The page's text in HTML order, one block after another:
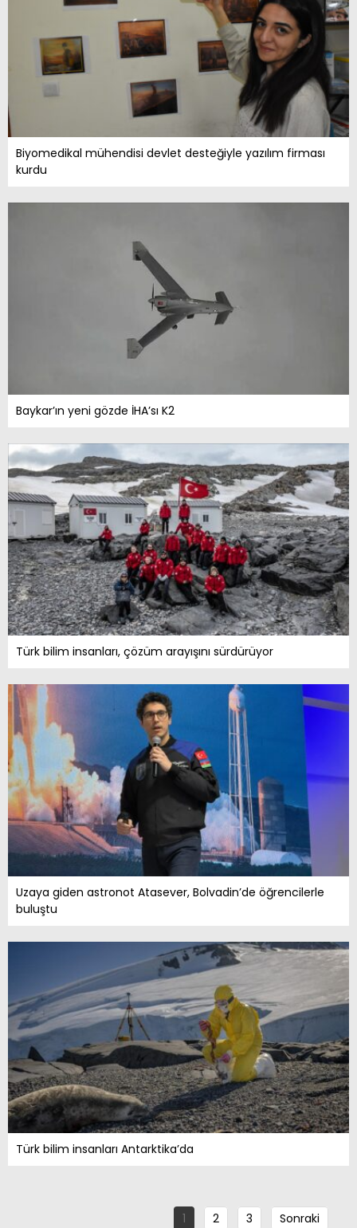
Biyomedikal mühendisi devlet desteğiyle yazılım firması
kurdu
Baykar’ın yeni gözde İHA’sı K2
Türk bilim insanları, çözüm arayışını sürdürüyor
Uzaya giden astronot Atasever, Bolvadin’de öğrencilerle
buluştu
Türk bilim insanları Antarktika’da
1 2 3 Sonraki